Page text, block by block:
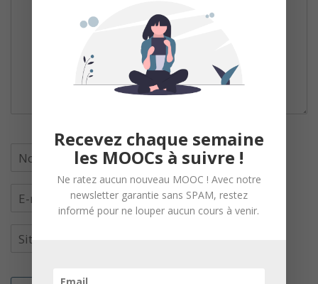
Recevez chaque semaine
les MOOCs à suivre !
Ne ratez aucun nouveau MOOC ! Avec notre
newsletter garantie sans SPAM, restez
informé pour ne louper aucun cours à venir.